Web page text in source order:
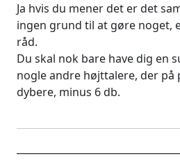
Ja hvis du mener det er det
ingen grund til at gøre noget,
råd.
Du skal nok bare have dig en
nogle andre højttalere, der på
dybere, minus 6 db.